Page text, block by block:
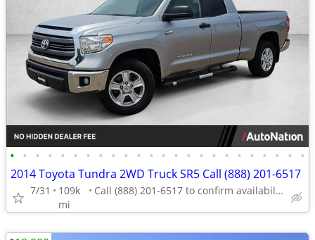
• • • • • • • • • • • • • • • • • • • • • • • •
2014 Toyota Tundra 2WD Truck SR5 Call (888) 201-6517
7/31
109k
mi
Call (888) 201-6517 to confirm availability - May 14th